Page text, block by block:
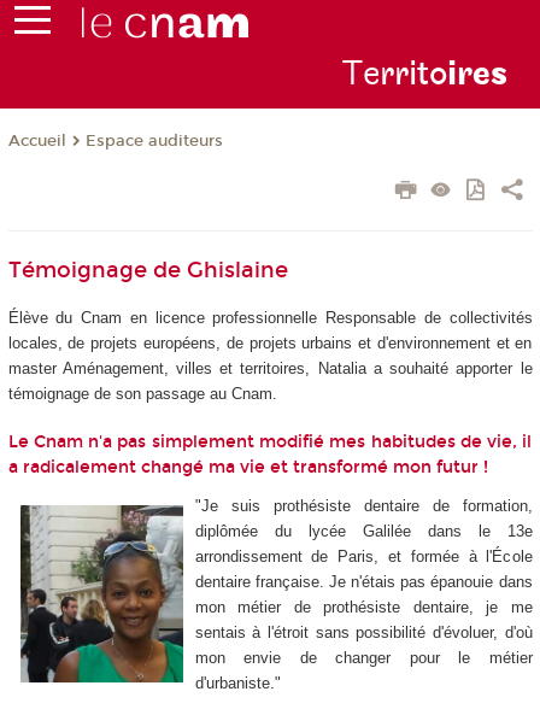
Territoires
Accueil Espace auditeurs
Témoignage de Ghislaine
Élève du Cnam en licence professionnelle Responsable de collectivités
locales, de projets européens, de projets urbains et d'environnement et en
master Aménagement, villes et territoires, Natalia a souhaité apporter le
témoignage de son passage au Cnam.
Le Cnam n'a pas simplement modifié mes habitudes de vie, il
a radicalement changé ma vie et transformé mon futur !
"Je suis prothésiste dentaire de formation,
diplômée du lycée Galilée dans le 13e
arrondissement de Paris, et formée à l'École
dentaire française. Je n'étais pas épanouie dans
mon métier de prothésiste dentaire, je me
sentais à l'étroit sans possibilité d'évoluer, d'où
mon envie de changer pour le métier
d'urbaniste."